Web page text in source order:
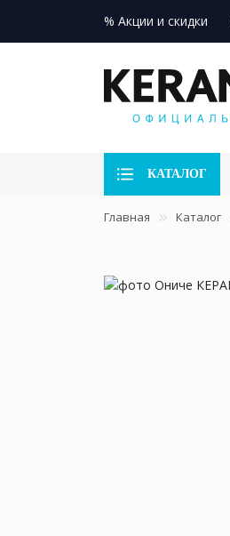
% Акции и скидки
КАТАЛОГ
Главная Каталог